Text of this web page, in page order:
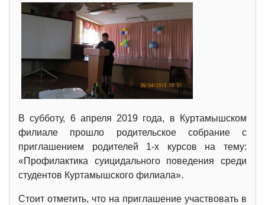
В субботу, 6 апреля 2019 года, в Куртамышском
филиале прошло родительское собрание с
приглашением родителей 1-х курсов на тему:
«Профилактика суицидального поведения среди
студентов Куртамышского филиала».
Стоит отметить, что на приглашение участвовать в